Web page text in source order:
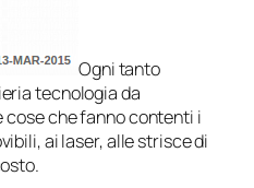
Ogni tanto
tecnologia da
cose che fanno contenti i
ai laser, alle strisce di